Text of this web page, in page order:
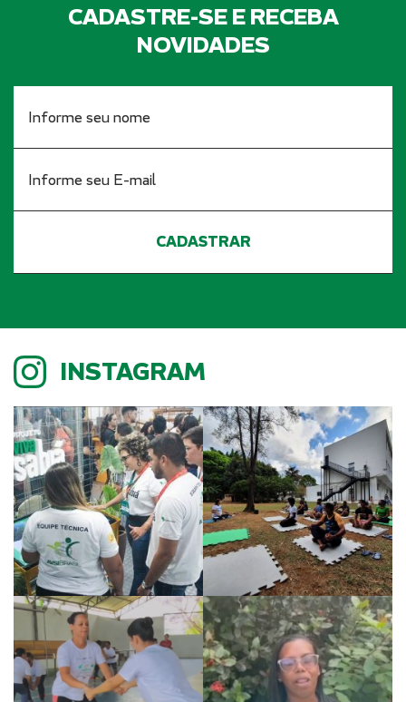
CADASTRE-SE E RECEBA
NOVIDADES
INSTAGRAM